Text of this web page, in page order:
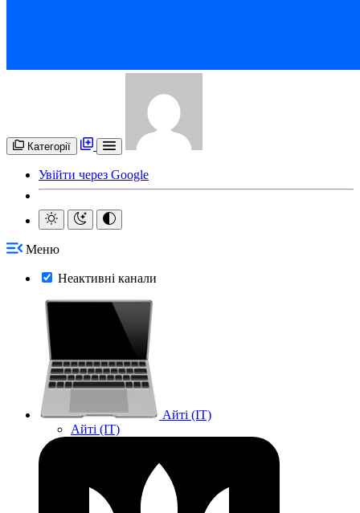
Категорії
Увійти через Google
Меню
Неактивні канали
Айті (IT)
Айті (IT)